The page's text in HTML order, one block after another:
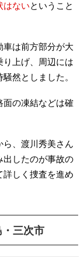
はないということ
車は前方部分が大
上げ、周辺には
然としました。
面の凍結などは確
、渡川秀美さん
出したのが事故の
詳しく捜査を進め
三次市